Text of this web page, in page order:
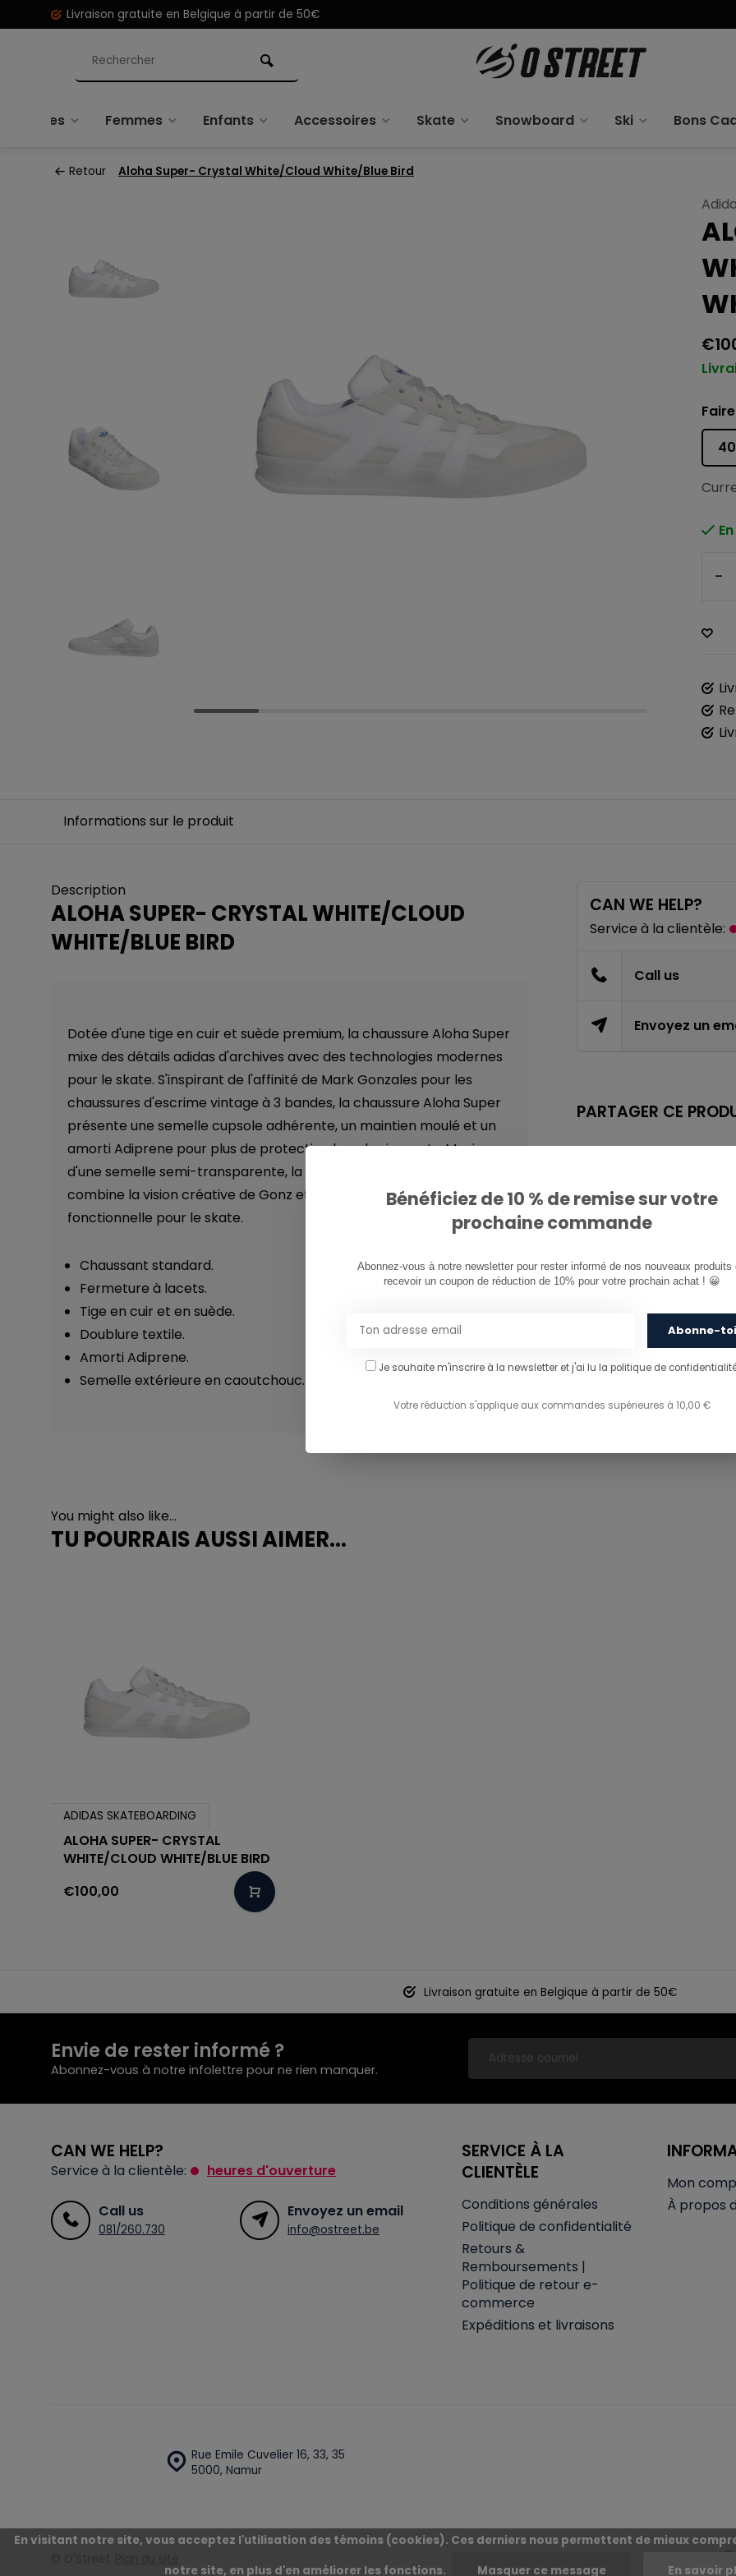
Livraison gratuite en Belgique à partir de 50€
Hommes Femmes Enfants Accessoires Skate Snowboard Ski Bons
Retour Aloha Super- Crystal White/Cloud White/Blue Bird
-
Informations sur le produit
Description
ALOHA SUPER- CRYSTAL WHITE/CLOUD
WHITE/BLUE BIRD
Dotée d'une tige en cuir et suède premium, la chaussure Aloha Super
mixe des détails adidas d'archives avec des technologies modernes
pour le skate. S'inspirant de l'affinité de Mark Gonzales pour les
chaussures d'escrime vintage à 3 bandes, la chaussure Aloha Super
présente une semelle cupsole adhérente, un maintien moulé et un
amorti Adiprene pour plus de protection lors des impacts. Munie
d'une semelle semi-transparente, la chaussure Aloha Super
combine la vision créative de Gonz et une semelle cupsole
fonctionnelle pour le skate.
Chaussant standard.
Fermeture à lacets.
Tige en cuir et en suède.
Doublure textile.
Amorti Adiprene.
Semelle extérieure en caoutchouc.
CAN WE HELP?
Service à la clientèle:
Call us
Envoyez un
PARTAGER CE
You might also like...
TU POURRAIS AUSSI AIMER...
ADIDAS SKATEBOARDING
ALOHA SUPER- CRYSTAL
WHITE/CLOUD WHITE/BLUE BIRD
€100,00
Livraison gratuite en Belgique à partir de 50€
Envie de rester informé ?
Abonnez-vous à notre infolettre pour ne rien manquer.
CAN WE HELP?
Service à la clientèle: heures d'ouverture
Call us
081/260.730
Envoyez un email
info@ostreet.be
SERVICE À LA
CLIENTÈLE
Conditions générales
Politique de confidentialité
Retours &
Remboursements |
Politique de retour e-
commerce
Expéditions et livraisons
Mon
À propos
Rue Emile Cuvelier 16, 33, 35
5000, Namur
En visitant notre site, vous acceptez l'utilisation des témoins (cookies). Ces derniers nous permettent de mieux
notre site, en plus d'en améliorer les fonctions.
Masquer ce message En savoir
Bénéficiez de 10 % de remise sur votre
prochaine commande
Abonnez-vous à notre newsletter pour rester informé de nos nouveaux produits
recevoir un coupon de réduction de 10% pour votre prochain achat ! 😀
Abonne-toi
Je souhaite m'inscrire à la newsletter et j'ai lu la politique de
Votre réduction s'applique aux commandes supérieures à 10,00 €